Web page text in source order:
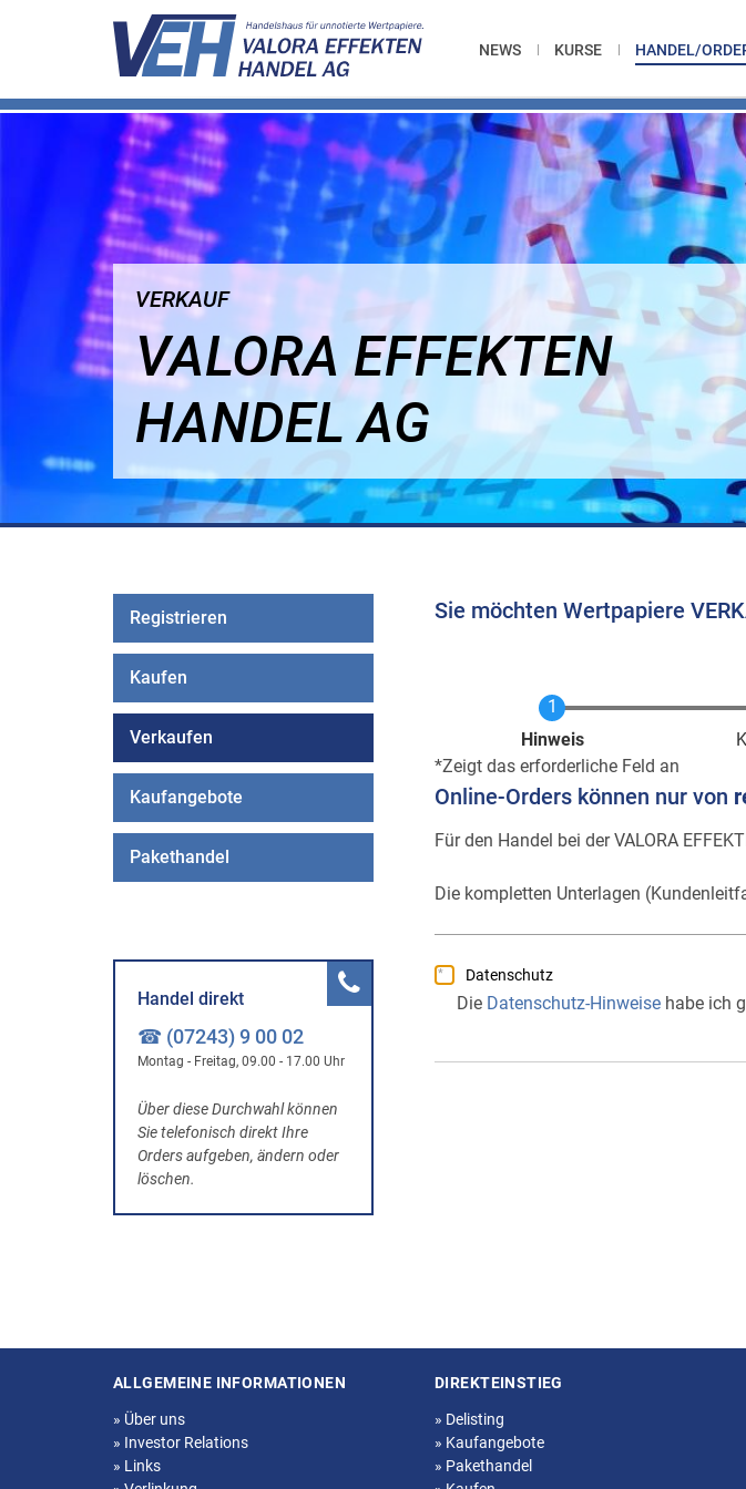
NEWS KURSE HANDEL/
VERKAUF
VALORA EFFEKTEN
HANDEL AG
Sie möchten Wertpapiere
Aktuell
Hinweis
Zeigt das erforderliche Feld an
Online-Orders können nur von
Für den Handel bei der VALORA
Die kompletten Unterlagen
Datenschutz
Die Datenschutz-Hinweise habe ich
Registrieren
Kaufen
Verkaufen
Kaufangebote
Pakethandel
Handel direkt
☎ (07243) 9 00 02
Montag - Freitag, 09.00 - 17.00 Uhr
Über diese Durchwahl können
Sie telefonisch direkt Ihre
Orders aufgeben, ändern oder
löschen.
Seitenstruktur
ALLGEMEINE INFORMATIONEN
» Über uns
» Investor Relations
» Links
DIREKTEINSTIEG
» Delisting
» Kaufangebote
» Pakethandel